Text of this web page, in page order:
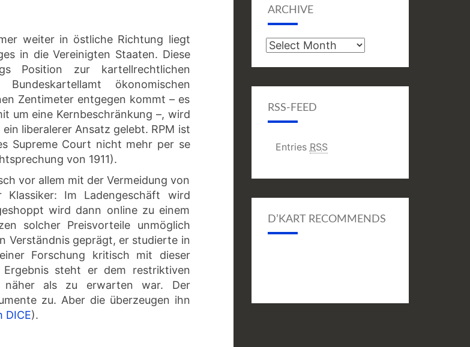
weiter in östliche Richtung liegt
in die Vereinigten Staaten. Diese
Position zur kartellrechtlichen
ökonomischen
Zentimeter entgegen kommt – es
um eine Kernbeschränkung –, wird
liberalerer Ansatz gelebt. RPM ist
Supreme Court nicht mehr per se
von 1911).
vor allem mit der Vermeidung von
Im Ladengeschäft wird
wird dann online zu einem
solcher Preisvorteile unmöglich
Verständnis geprägt, er studierte in
Forschung kritisch mit dieser
Ergebnis steht er dem restriktiven
näher als zu erwarten war. Der
zu. Aber die überzeugen ihn
DICE).
ARCHIVE
Archive
RSS-FEED
Entries RSS
D’KART RECOMMENDS